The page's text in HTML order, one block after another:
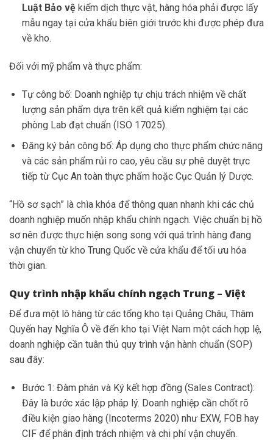
Luật Bảo vệkiểm dịch thực vật, hàng hóa phải được lấy
mẫu ngay tại cửa khẩu biên giới trước khi được phép đưa
về kho.
Đối với mỹ phẩm và thực phẩm:
Tự công bố: Doanh nghiệp tự chịu trách nhiệm về chất
lượng sản phẩm dựa trên kết quả kiểm nghiệm tại các
phòng Lab đạt chuẩn (ISO 17025).
Đăng ký bản công bố: Áp dụng cho thực phẩm chức năng
và các sản phẩm rủi ro cao, yêu cầu sự phê duyệt trực
tiếp từ Cục An toàn thực phẩm hoặc Cục Quản lý Dược.
“Hồ sơ sạch” là chìa khóa để thông quan nhanh khi các chủ
doanh nghiệp muốn nhập khẩu chính ngạch. Việc chuẩn bị hồ
sơ nên được thực hiện song song với quá trình hàng đang
vận chuyển từ kho Trung Quốc về cửa khẩu để tối ưu hóa
thời gian.
Quy trình nhập khẩu chính ngạch Trung – Việt
Để đưa một lô hàng từ các tổng kho tại Quảng Châu, Thâm
Quyến hay Nghĩa Ô về đến kho tại Việt Nam một cách hợp lệ,
doanh nghiệp cần tuân thủ quy trình vận hành chuẩn (SOP)
sau đây:
Bước 1: Đàm phán và Ký kết hợp đồng (Sales Contract):
Đây là bước xác lập pháp lý. Doanh nghiệp cần chốt rõ
điều kiện giao hàng (Incoterms 2020) như EXW, FOB hay
CIF để phân định trách nhiệm và chi phí vận chuyển.